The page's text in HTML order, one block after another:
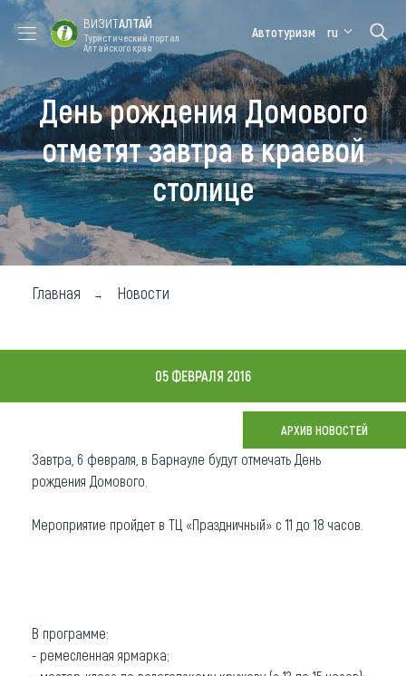
Форум VISIT
ALTAI
Цветение
маральника
Медицинский
форум
Алтайская
зимовка
Туры
Где побывать
Чем заняться
Новости
О регионе
Коллекция впечатлений
ВИЗИТАЛТАЙ
Туристический портал
Алтайского края
Автотуризм ru
День рождения Домового
отметят завтра в краевой
столице
Главная Новости
05 ФЕВРАЛЯ 2016
АРХИВ НОВОСТЕЙ
Завтра, 6 февраля, в Барнауле будут отмечать День
рождения Домового.
Мероприятие пройдет в ТЦ «Праздничный» с 11 до 18 часов.
В программе:
- ремесленная ярмарка;